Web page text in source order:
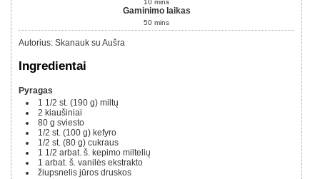
Gaminimo laikas
50 mins
Autorius: Skanauk su Aušra
Ingredientai
Pyragas
1 1/2 st. (190 g) miltų
2 kiaušiniai
80 g sviesto
1/2 st. (100 g) kefyro
1/2 st. (80 g) cukraus
1 1/2 arbat. š. kepimo miltelių
1 arbat. š. vanilės ekstrakto
žiupsnelis jūros druskos